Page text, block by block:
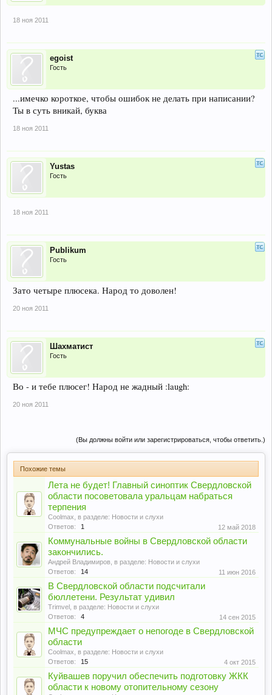
18 ноя 2011
egoist
Гость
...имечко короткое, чтобы ошибок не делать при написании?
Ты в суть вникай, буква
18 ноя 2011
Yustas
Гость
18 ноя 2011
Publikum
Гость
Зато четыре плюсека. Народ то доволен!
20 ноя 2011
Шахматист
Гость
Во - и тебе плюсег! Народ не жадный :laugh:
20 ноя 2011
(Вы должны войти или зарегистрироваться, чтобы ответить.)
Похожие темы
Лета не будет! Главный синоптик Свердловской
области посоветовала уральцам набраться
терпения
Coolmax , в разделе: Новости и слухи
Ответов:
1 12 май 2018
Коммунальные войны в Свердловской области
закончились.
Андрей Владимиров , в разделе: Новости и слухи
Ответов:
14 11 июн 2016
В Свердловской области подсчитали
бюллетени. Результат удивил
Trimvel , в разделе: Новости и слухи
Ответов:
4 14 сен 2015
МЧС предупреждает о непогоде в Свердловской
области
Coolmax , в разделе: Новости и слухи
Ответов:
15 4 окт 2015
Куйвашев поручил обеспечить подготовку ЖКК
области к новому отопительному сезону